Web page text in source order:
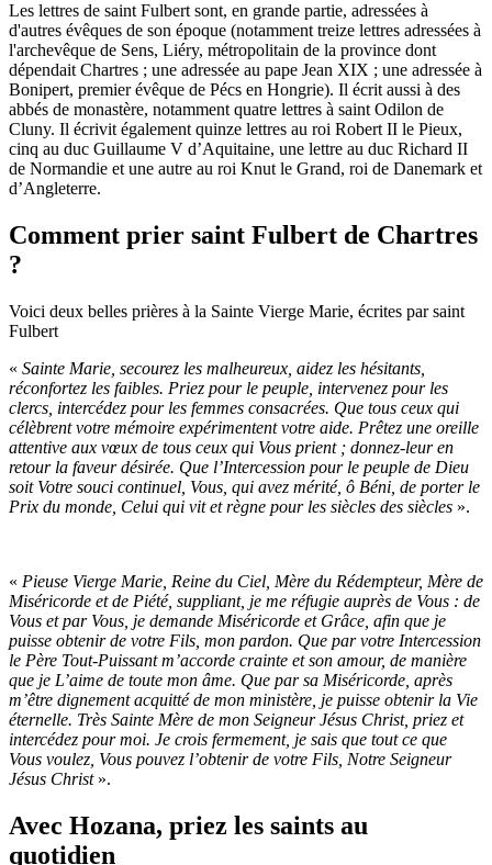
Les lettres de saint Fulbert sont, en grande partie, adressées à
d'autres évêques de son époque (notamment treize lettres adressées à
l'archevêque de Sens, Liéry, métropolitain de la province dont
dépendait Chartres ; une adressée au pape Jean XIX ; une adressée à
Bonipert, premier évêque de Pécs en Hongrie). Il écrit aussi à des
abbés de monastère, notamment quatre lettres à saint Odilon de
Cluny. Il écrivit également quinze lettres au roi Robert II le Pieux,
cinq au duc Guillaume V d’Aquitaine, une lettre au duc Richard II
de Normandie et une autre au roi Knut le Grand, roi de Danemark et
d’Angleterre.
Comment prier saint Fulbert de Chartres
?
Voici deux belles prières à la Sainte Vierge Marie, écrites par saint
Fulbert
« Sainte Marie, secourez les malheureux, aidez les hésitants,
réconfortez les faibles. Priez pour le peuple, intervenez pour les
clercs, intercédez pour les femmes consacrées. Que tous ceux qui
célèbrent votre mémoire expérimentent votre aide. Prêtez une oreille
attentive aux vœux de tous ceux qui Vous prient ; donnez-leur en
retour la faveur désirée. Que l’Intercession pour le peuple de Dieu
soit Votre souci continuel, Vous, qui avez mérité, ô Béni, de porter le
Prix du monde, Celui qui vit et règne pour les siècles des siècles ».
« Pieuse Vierge Marie, Reine du Ciel, Mère du Rédempteur, Mère de
Miséricorde et de Piété, suppliant, je me réfugie auprès de Vous : de
Vous et par Vous, je demande Miséricorde et Grâce, afin que je
puisse obtenir de votre Fils, mon pardon. Que par votre Intercession
le Père Tout-Puissant m’accorde crainte et son amour, de manière
que je L’aime de toute mon âme. Que par sa Miséricorde, après
m’être dignement acquitté de mon ministère, je puisse obtenir la Vie
éternelle. Très Sainte Mère de mon Seigneur Jésus Christ, priez et
intercédez pour moi. Je crois fermement, je sais que tout ce que
Vous voulez, Vous pouvez l’obtenir de votre Fils, Notre Seigneur
Jésus Christ».
Avec Hozana, priez les saints au
quotidien